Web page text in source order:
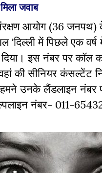
जवाब
संरक्षण आयोग (36
‘दिल्ली में पिछले
इस नंबर पर कॉल
की सीनियर कंसल्टेंट
हमने उनके लैंडलाइन
नंबर- 011-